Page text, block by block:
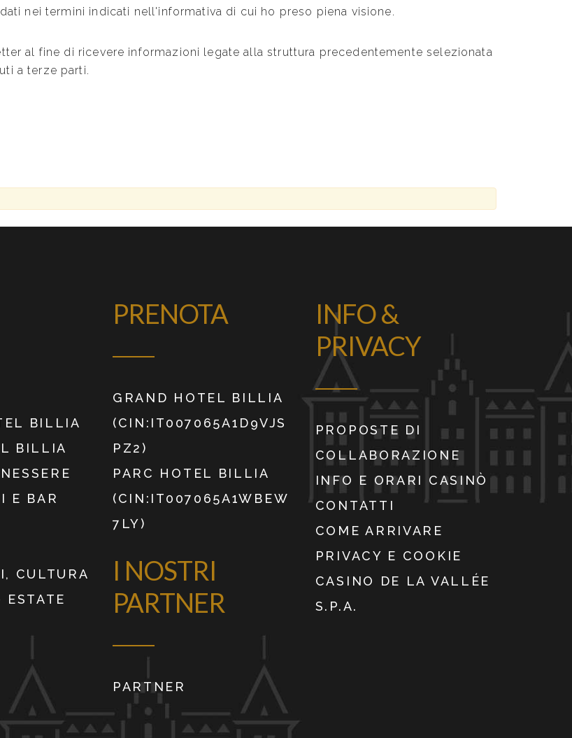
nei termini indicati nell'informativa di cui ho preso piena visione.
al fine di ricevere informazioni legate alla struttura precedentemente selezionata
a terze parti.
BILLIA
BILLIA
E BAR
CULTURA
ESTATE
PRENOTA
GRAND HOTEL BILLIA
(CIN:IT007065A1D9VJS
PZ2)
PARC HOTEL BILLIA
(CIN:IT007065A1WBEW
7LY)
I NOSTRI
PARTNER
PARTNER
INFO &
PRIVACY
PROPOSTE DI
COLLABORAZIONE
INFO E ORARI CASINÒ
CONTATTI
COME ARRIVARE
PRIVACY E COOKIE
CASINO DE LA VALLÉE
S.P.A.